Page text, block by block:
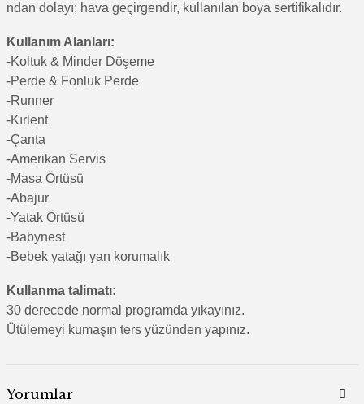
ndan dolayı; hava geçirgendir, kullanılan boya sertifikalıdır.
Kullanım Alanları:
-Koltuk & Minder Döşeme
-Perde & Fonluk Perde
-Runner
-Kırlent
-Çanta
-Amerikan Servis
-Masa Örtüsü
-Abajur
-Yatak Örtüsü
-Babynest
-Bebek yatağı yan korumalık
Kullanma talimatı:
30 derecede normal programda yıkayınız.
Ütülemeyi kumaşın ters yüzünden yapınız.
Yorumlar